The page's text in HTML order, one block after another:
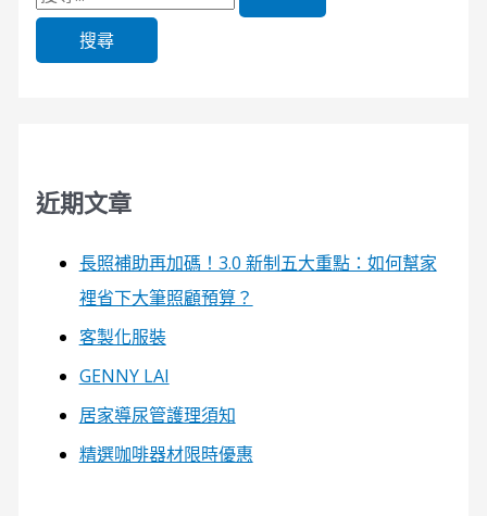
近期文章
長照補助再加碼！3.0 新制五大重點：如何幫家
裡省下大筆照顧預算？
客製化服裝
GENNY LAI
居家導尿管護理須知
精選咖啡器材限時優惠